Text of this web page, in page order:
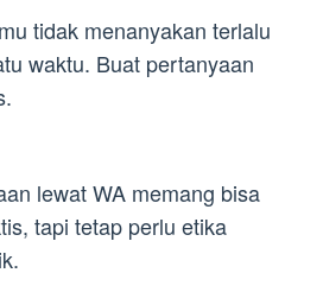
tidak menanyakan terlalu
waktu. Buat pertanyaan
lewat WA memang bisa
tapi tetap perlu etika